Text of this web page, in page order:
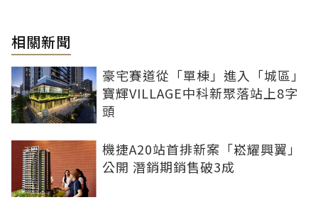
相關新聞
豪宅賽道從「單棟」進入「城區」
寶輝VILLAGE中科新聚落站上8字
頭
機捷A20站首排新案「崧耀興翼」
公開 潛銷期銷售破3成